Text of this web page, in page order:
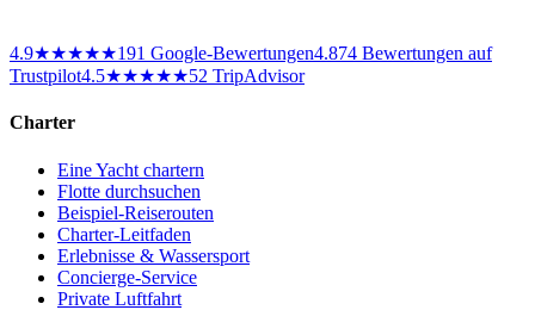
4.9★★★★★191 Google-Bewertungen4.874 Bewertungen auf
Trustpilot4.5★★★★★52 TripAdvisor
Charter
Eine Yacht chartern
Flotte durchsuchen
Beispiel-Reiserouten
Charter-Leitfaden
Erlebnisse & Wassersport
Concierge-Service
Private Luftfahrt